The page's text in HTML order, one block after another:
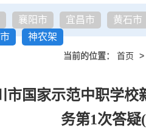
襄阳市 宜昌市
黄石市
神农架
当前的位置： 首页 >
市国家示范中职学
务第1次答疑